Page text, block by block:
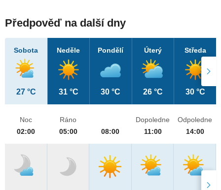
Předpověď na další dny
Sobota
27 °C
Neděle
31 °C
Pondělí
30 °C
Úterý
26 °C
Středa
30 °C
Noc
02:00
Ráno
05:00
08:00
Dopoledne
11:00
Odpoledne
14:00